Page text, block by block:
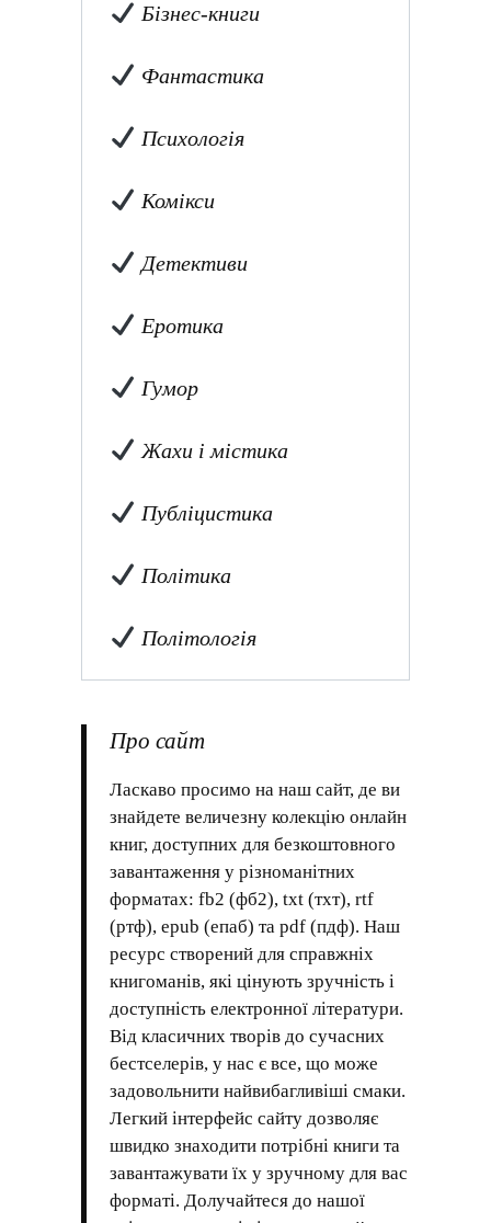
Бізнес-книги
Фантастика
Психологія
Комікси
Детективи
Еротика
Гумор
Жахи і містика
Публіцистика
Політика
Політологія
Про сайт
Ласкаво просимо на наш сайт, де ви
знайдете величезну колекцію онлайн
книг, доступних для безкоштовного
завантаження у різноманітних
форматах: fb2 (фб2), txt (тхт), rtf
(ртф), epub (епаб) та pdf (пдф). Наш
ресурс створений для справжніх
книгоманів, які цінують зручність і
доступність електронної літератури.
Від класичних творів до сучасних
бестселерів, у нас є все, що може
задовольнити найвибагливіші смаки.
Легкий інтерфейс сайту дозволяє
швидко знаходити потрібні книги та
завантажувати їх у зручному для вас
форматі. Долучайтеся до нашої